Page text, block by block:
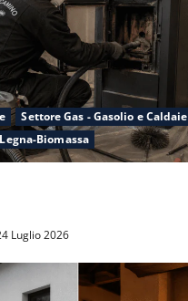
Settore Gas - Gasolio e Caldaie
Biomassa
Luglio 2026